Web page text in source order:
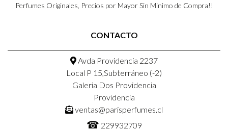
Perfumes Originales, Precios por Mayor Sin Minimo de Compra!!
CONTACTO
Avda Providencia 2237
Local P 15,Subterráneo (-2)
Galeria Dos Providencia
Providencia
ventas@parisperfumes.cl
☎ 229932709